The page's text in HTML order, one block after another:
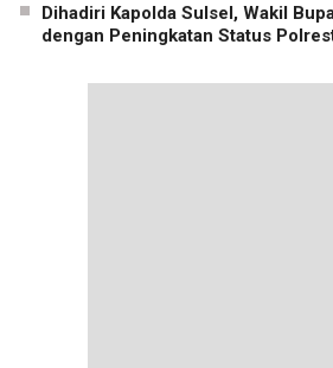
Dihadiri Kapolda Sulsel, Wakil
dengan Peningkatan Status